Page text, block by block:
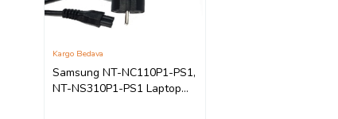
Samsung NT-NC110P1-PS1,
NT-NS310P1-PS1 Laptop
Kargo Bedava